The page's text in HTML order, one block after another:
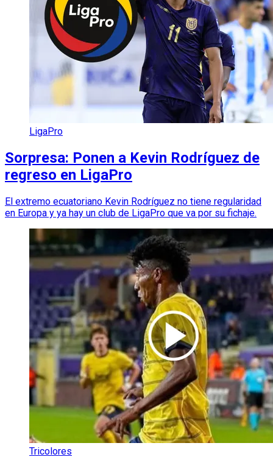
LigaPro
Sorpresa: Ponen a Kevin Rodríguez de
regreso en LigaPro
El extremo ecuatoriano Kevin Rodríguez no tiene regularidad
en Europa y ya hay un club de LigaPro que va por su fichaje.
Tricolores